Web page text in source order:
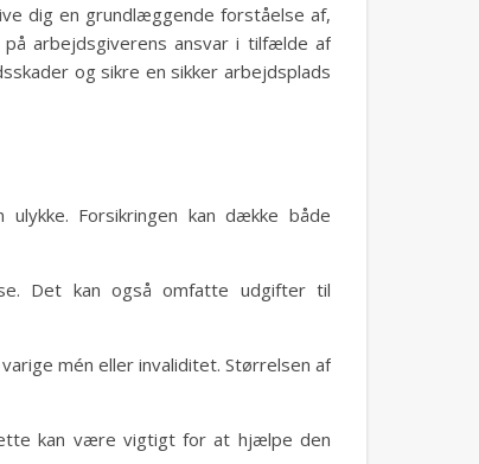
dig en grundlæggende forståelse af,
arbejdsgiverens ansvar i tilfælde af
og sikre en sikker arbejdsplads
Forsikringen kan dække både
Det kan også omfatte udgifter til
mén eller invaliditet. Størrelsen af
kan være vigtigt for at hjælpe den